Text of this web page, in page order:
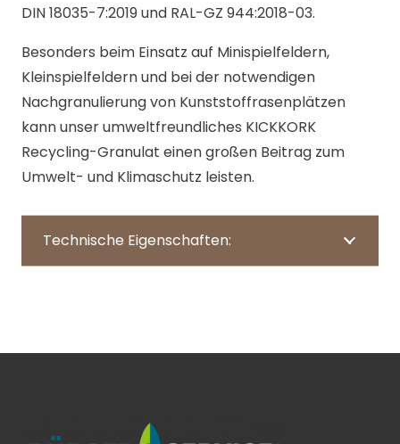
DIN 18035-7:2019 und RAL-GZ 944:2018-03.
Besonders beim Einsatz auf Minispielfeldern,
Kleinspielfeldern und bei der notwendigen
Nachgranulierung von Kunststoffrasenplätzen
kann unser umweltfreundliches KICKKORK
Recycling-Granulat einen großen Beitrag zum
Umwelt- und Klimaschutz leisten.
Technische Eigenschaften: